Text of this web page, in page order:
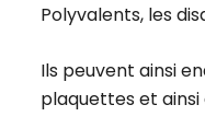
Polyvalents, les
Ils peuvent ainsi
plaquettes et